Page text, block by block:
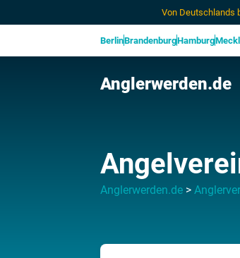
Von Deutschlands
BerlinBrandenburgHamburg
Anglerwerden.de
Anglerwerden.de >